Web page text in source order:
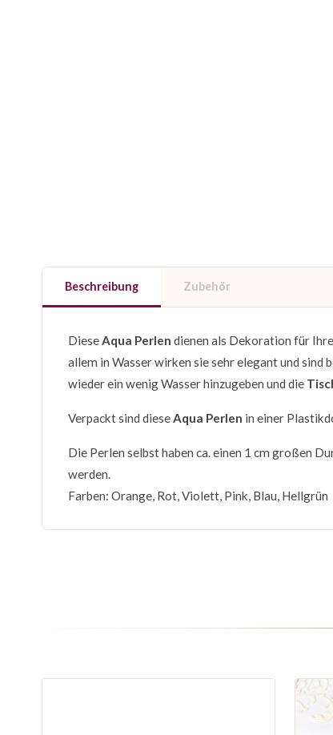
Beschreibung Zubehör
DieseAqua Perlen dienen als Dekoration für
allem in Wasser wirken sie sehr elegant und sind
wieder ein wenig Wasser hinzugeben und die
Verpackt sind dieseAqua Perlen in einer
Die Perlen selbst haben ca. einen 1 cm großen
werden.
Farben: Orange, Rot, Violett, Pink, Blau, Hellgrün